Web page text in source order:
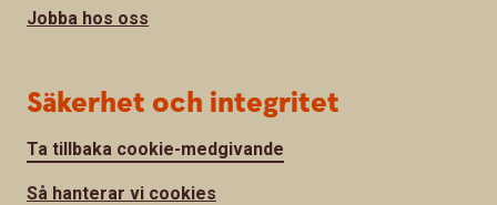
Jobba hos oss
Säkerhet och integritet
Ta tillbaka cookie-medgivande
Så hanterar vi cookies